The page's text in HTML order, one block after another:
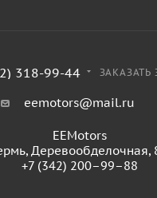
318-99-44 ЗАКАЗАТЬ
eemotors@mail.ru
EEMotors
, Деревообделочная,
+7 (342) 200–99–88